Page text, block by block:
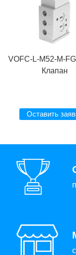
VOFC-L-M52-M-
Клапан
Оставить